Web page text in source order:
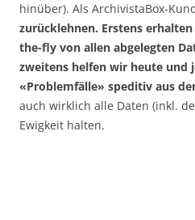
hinüber). Als ArchivistaBox-
zurücklehnen. Erstens
the-fly von allen abgelegten
zweitens helfen wir heute und
«Problemfälle» speditiv aus
auch wirklich alle Daten (inkl.
Ewigkeit halten.